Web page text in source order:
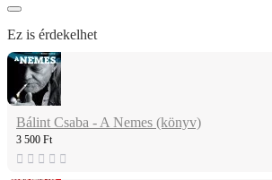
Ez is érdekelhet
Bálint Csaba - A Nemes (könyv)
3 500 Ft